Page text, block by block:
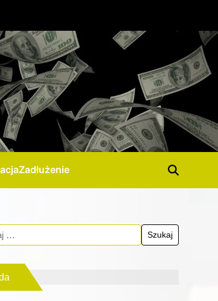
Zadłużenie